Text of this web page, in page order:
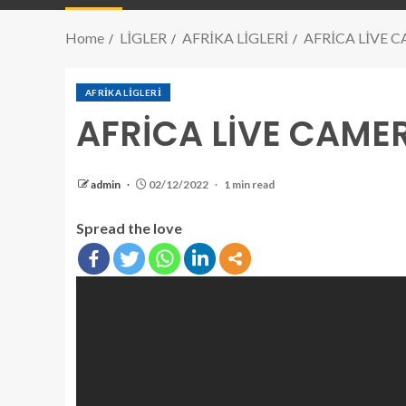
Home LİGLER AFRİKA LİGLERİ AFRİCA LİVE
AFRİKA LİGLERİ
AFRİCA LİVE
admin 02/12/2022 1 min read
Spread the love